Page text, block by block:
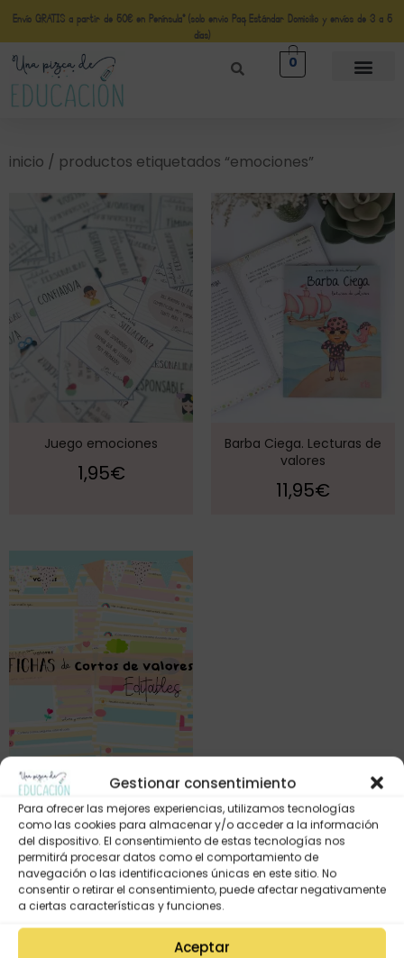
Gestionar consentimiento
Para ofrecer las mejores experiencias, utilizamos tecnologías
como las cookies para almacenar y/o acceder a la información
del dispositivo. El consentimiento de estas tecnologías nos
permitirá procesar datos como el comportamiento de
navegación o las identificaciones únicas en este sitio. No
consentir o retirar el consentimiento, puede afectar negativamente
a ciertas características y funciones.
Aceptar
Envío GRATIS a partir de 50€ en Península* (solo envio Paq Estándar Domicilio y envíos de 3 a 5
días)
0
inicio / productos etiquetados “emociones”
Juego emociones
1,95€
Barba Ciega. Lecturas de
valores
11,95€
Fichas de cortos de valores
editables
2,00€